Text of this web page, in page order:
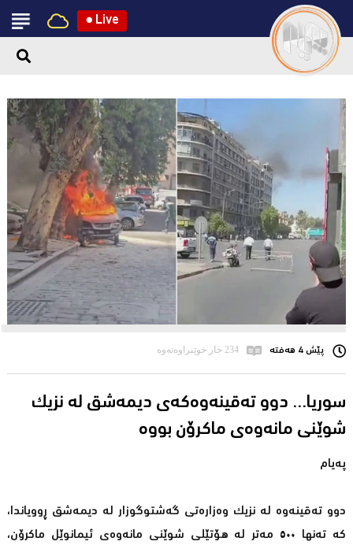
● Live
پێش 4 هەفتە 234 جار خوێنراوەتەوە
سوریا... دوو تەقینەوەکەى دیمەشق لە نزیک
شوێنی مانەوەى ماکرۆن بووە
پەیام
دوو تەقینەوە لە نزیک وەزارەتی گەشتوگوزار لە دیمەشق ڕوویاندا،
کە تەنها ‎٥٠٠‎ مەتر لە هۆتێلی شوێنی مانەوەی ئیمانوێل ماکرۆن،